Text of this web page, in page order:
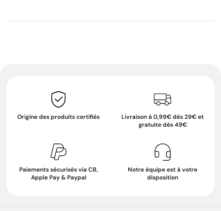
Origine des produits certifiés
Livraison à 0,99€ dès 29€ et
gratuite dès 49€
Paiements sécurisés via CB,
Apple Pay & Paypal
Notre équipe est à votre
disposition